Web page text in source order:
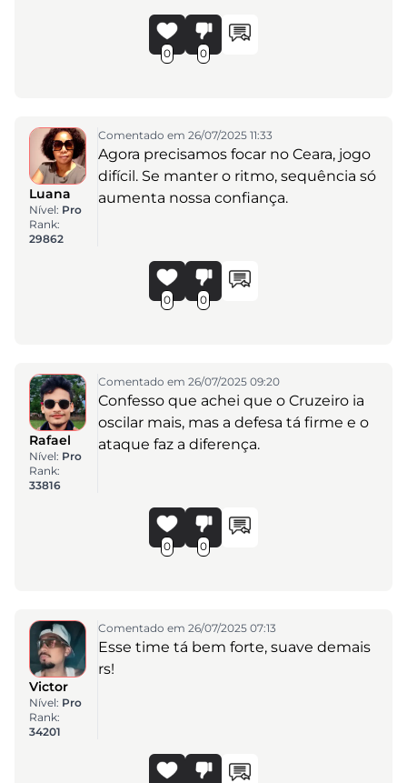
0 0
Luana
Nível: Pro
Rank:
29862
Comentado em 26/07/2025 11:33
Agora precisamos focar no Ceara, jogo
difícil. Se manter o ritmo, sequência só
aumenta nossa confiança.
0 0
Rafael
Nível: Pro
Rank:
33816
Comentado em 26/07/2025 09:20
Confesso que achei que o Cruzeiro ia
oscilar mais, mas a defesa tá firme e o
ataque faz a diferença.
0 0
Victor
Nível: Pro
Rank:
34201
Comentado em 26/07/2025 07:13
Esse time tá bem forte, suave demais
rs!